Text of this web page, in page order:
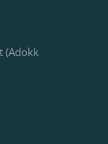
(Adokk